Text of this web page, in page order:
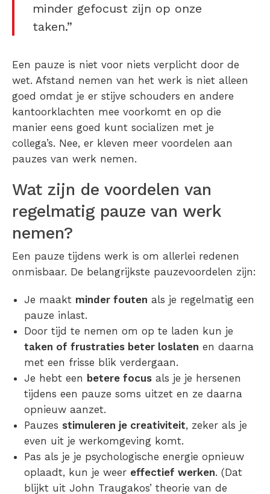
minder gefocust zijn op onze
taken.”
Een pauze is niet voor niets verplicht door de
wet. Afstand nemen van het werk is niet alleen
goed omdat je er stijve schouders en andere
kantoorklachten mee voorkomt en op die
manier eens goed kunt socializen met je
collega’s. Nee, er kleven meer voordelen aan
pauzes van werk nemen.
Wat zijn de voordelen van
regelmatig pauze van werk
nemen?
Een pauze tijdens werk is om allerlei redenen
onmisbaar. De belangrijkste pauzevoordelen zijn:
Je maakt minder fouten als je regelmatig een
pauze inlast.
Door tijd te nemen om op te laden kun je
taken of frustraties beter loslaten en daarna
met een frisse blik verdergaan.
Je hebt een betere focus als je je hersenen
tijdens een pauze soms uitzet en ze daarna
opnieuw aanzet.
Pauzes stimuleren je creativiteit, zeker als je
even uit je werkomgeving komt.
Pas als je je psychologische energie opnieuw
oplaadt, kun je weer effectief werken. (Dat
blijkt uit John Traugakos’ theorie van de